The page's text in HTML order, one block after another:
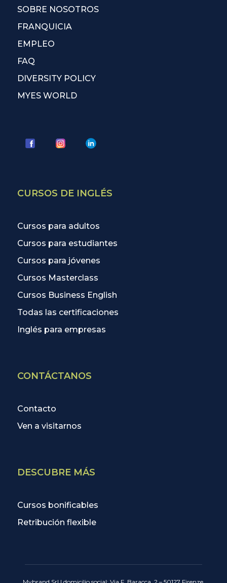
SOBRE NOSOTROS
FRANQUICIA
EMPLEO
FAQ
DIVERSITY POLICY
MYES WORLD
CURSOS DE INGLÉS
Cursos para adultos
Cursos para estudiantes
Cursos para jóvenes
Cursos Masterclass
Cursos Business English
Todas las certificaciones
Inglés para empresas
CONTÁCTANOS
Contacto
Ven a visitarnos
DESCUBRE MÁS
Cursos bonificables
Retribución flexible